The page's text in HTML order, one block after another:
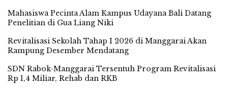
Mahasiswa Pecinta Alam Kampus Udayana Bali Datang
Penelitian di Gua Liang Niki
Revitalisasi Sekolah Tahap I 2026 di Manggarai Akan
Rampung Desember Mendatang
SDN Rabok-Manggarai Tersentuh Program Revitalisasi
Rp 1,4 Miliar, Rehab dan RKB